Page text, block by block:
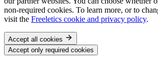
non-required cookies. To learn more, or to
visit the Freeletics cookie and privacy policy.
Accept all cookies
Accept only required cookies